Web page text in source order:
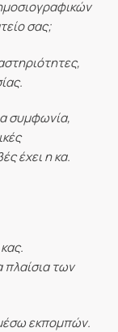
σας;
συμφωνία,
έχει η κα.
πλαίσια των
μέσω εκπομπών.